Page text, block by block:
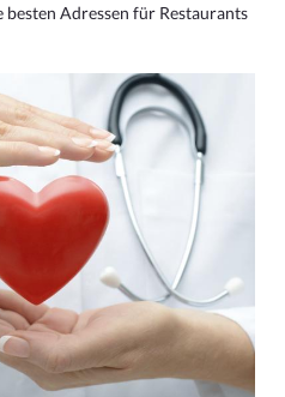
besten Adressen für Restaurants